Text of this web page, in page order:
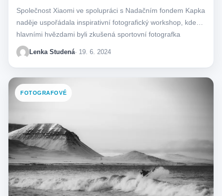
Společnost Xiaomi ve spolupráci s Nadačním fondem Kapka
naděje uspořádala inspirativní fotografický workshop, kde
hlavními hvězdami byli zkušená sportovní fotografka
Barbora Reichová…
Lenka Studená· 19. 6. 2024
FOTOGRAFOVÉ